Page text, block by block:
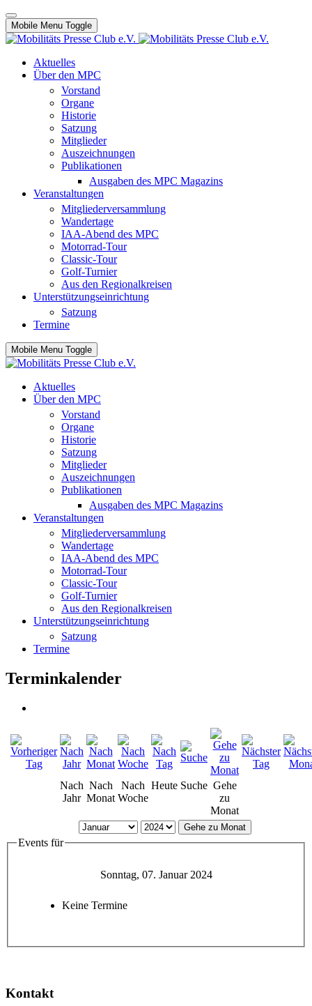
Mobile Menu Toggle
Aktuelles
Über den MPC
Vorstand
Organe
Historie
Satzung
Mitglieder
Auszeichnungen
Publikationen
Ausgaben des MPC Magazins
Veranstaltungen
Mitgliederversammlung
Wandertage
IAA-Abend des MPC
Motorrad-Tour
Classic-Tour
Golf-Turnier
Aus den Regionalkreisen
Unterstützungseinrichtung
Satzung
Termine
Mobile Menu Toggle
Aktuelles
Über den MPC
Vorstand
Organe
Historie
Satzung
Mitglieder
Auszeichnungen
Publikationen
Ausgaben des MPC Magazins
Veranstaltungen
Mitgliederversammlung
Wandertage
IAA-Abend des MPC
Motorrad-Tour
Classic-Tour
Golf-Turnier
Aus den Regionalkreisen
Unterstützungseinrichtung
Satzung
Termine
Terminkalender
Nach
Jahr
Nach
Monat
Nach
Woche
Heute Suche Gehe
zu
Monat
Gehe zu Monat
Events für
Sonntag, 07. Januar 2024
Keine Termine
Kontakt